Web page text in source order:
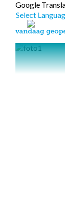
Google
Select
vandaag